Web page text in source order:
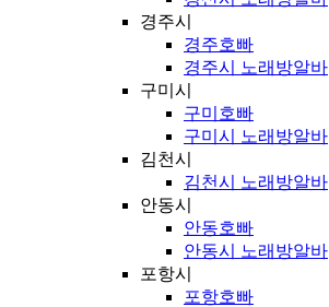
경주시
경주호빠
경주시 노래방알바
구미시
구미호빠
구미시 노래방알바
김천시
김천시 노래방알바
안동시
안동호빠
안동시 노래방알바
포항시
포항호빠